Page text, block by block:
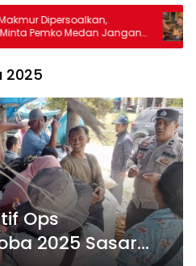
Rico Waas Disorot soal
DPRD Medan: PUD
Bertahun-tahun Merugi
2025
Ops
2025 Sasar